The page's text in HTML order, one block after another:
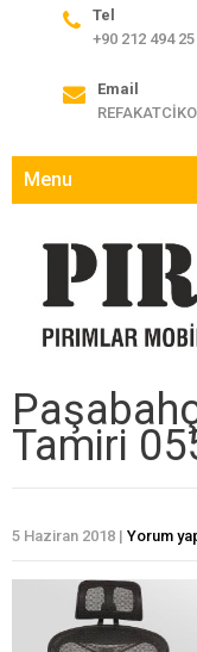
Tel
+90 212 494
Email
Menu
Tamiri
5 Haziran 2018 | Yorum